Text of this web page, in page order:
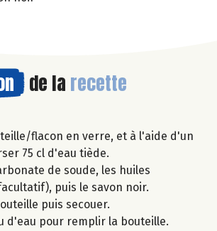
de la recette
flacon en verre, et à l'aide d'un
75 cl d'eau tiède.
de soude, les huiles
puis le savon noir.
puis secouer.
d'eau pour remplir la bouteille.